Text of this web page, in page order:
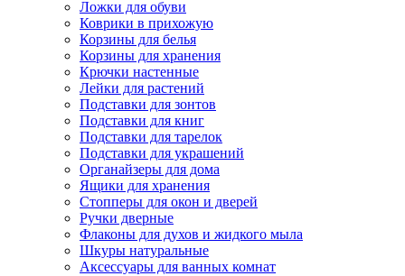
Ложки для обуви
Коврики в прихожую
Корзины для белья
Корзины для хранения
Крючки настенные
Лейки для растений
Подставки для зонтов
Подставки для книг
Подставки для тарелок
Подставки для украшений
Органайзеры для дома
Ящики для хранения
Стопперы для окон и дверей
Ручки дверные
Флаконы для духов и жидкого мыла
Шкуры натуральные
Аксессуары для ванных комнат